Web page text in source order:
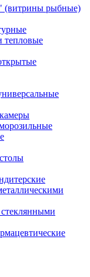
(витрины рыбные)
тепловые